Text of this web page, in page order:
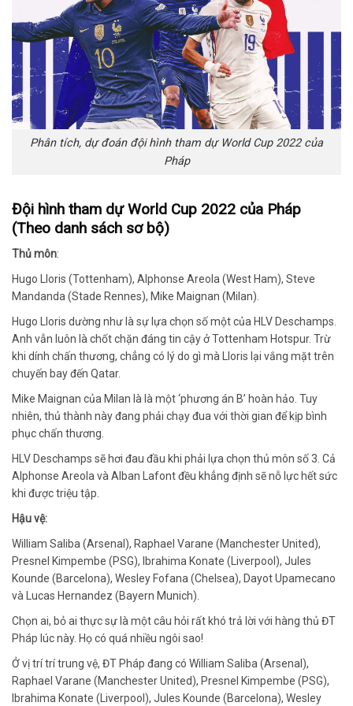
Phân tích, dự đoán đội hình tham dự World Cup 2022 của
Pháp
Đội hình tham dự World Cup 2022 của Pháp
(Theo danh sách sơ bộ)
Thủ môn:
Hugo Lloris (Tottenham), Alphonse Areola (West Ham), Steve
Mandanda (Stade Rennes), Mike Maignan (Milan).
Hugo Lloris dường như là sự lựa chọn số một của HLV Deschamps.
Anh vẫn luôn là chốt chặn đáng tin cậy ở Tottenham Hotspur. Trừ
khi dính chấn thương, chẳng có lý do gì mà Lloris lại vắng mặt trên
chuyến bay đến Qatar.
Mike Maignan của Milan là là một ‘phương án B’ hoàn hảo. Tuy
nhiên, thủ thành này đang phải chạy đua với thời gian để kịp bình
phục chấn thương.
HLV Deschamps sẽ hơi đau đầu khi phải lựa chọn thủ môn số 3. Cả
Alphonse Areola và Alban Lafont đều khẳng định sẽ nỗ lực hết sức
khi được triệu tập.
Hậu vệ:
William Saliba (Arsenal), Raphael Varane (Manchester United),
Presnel Kimpembe (PSG), Ibrahima Konate (Liverpool), Jules
Kounde (Barcelona), Wesley Fofana (Chelsea), Dayot Upamecano
và Lucas Hernandez (Bayern Munich).
Chọn ai, bỏ ai thực sự là một câu hỏi rất khó trả lời với hàng thủ ĐT
Pháp lúc này. Họ có quá nhiều ngôi sao!
Ở vị trí trí trung vệ, ĐT Pháp đang có William Saliba (Arsenal),
Raphael Varane (Manchester United), Presnel Kimpembe (PSG),
Ibrahima Konate (Liverpool), Jules Kounde (Barcelona), Wesley